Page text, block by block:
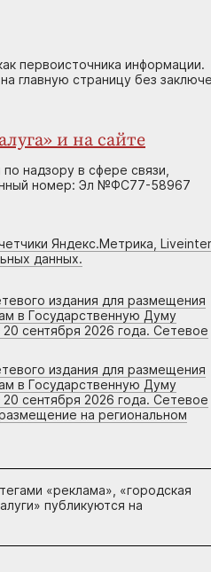
первоисточника информации.
главную страницу без
и на сайте
надзору в сфере связи,
номер: Эл №ФС77-58967
Яндекс.Метрика,
данных.
издания для размещения
в Государственную Думу
сентября 2026 года. Сетевое
издания для размещения
в Государственную Думу
сентября 2026 года. Сетевое
на региональном
«реклама», «городская
публикуются на